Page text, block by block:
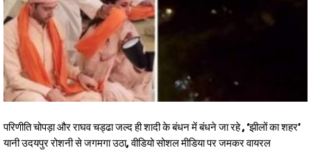
परिणीति चोपड़ा और राघव चड्ढा जल्द ही शादी के बंधन में बंधने जा रहे , ‘झीलों का शहर’
यानी उदयपुर रोशनी से जगमगा उठा, वीडियो सोशल मीडिया पर जमकर वायरल